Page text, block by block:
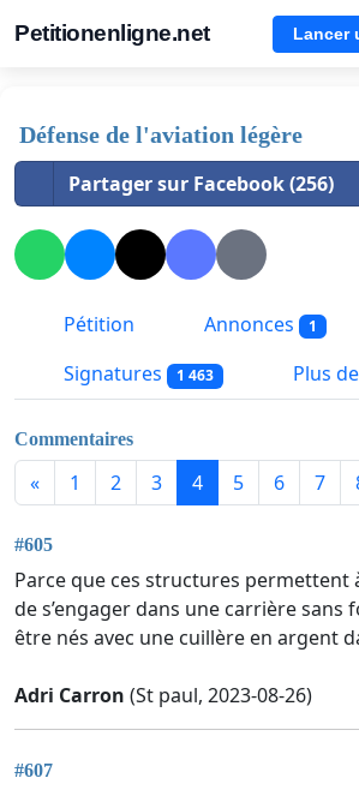
Petitionenligne.net Lancer
Défense de l'aviation légère
Partager sur Facebook (256)
Pétition Annonces 1
Signatures 1 463 Plus
Commentaires
« 1 2 3 4 5 6 7
#605
Parce que ces structures permettent
de s’engager dans une carrière sans
être nés avec une cuillère en argent
Adri Carron (St paul, 2023-08-26)
#607